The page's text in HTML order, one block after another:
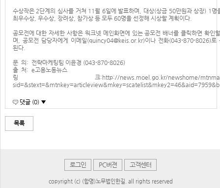
수상작은 2단계의 심사를 거쳐 11월 6일에 발표하며, 대상(상금 50만원과 상장) 1명
최우수상, 우수상, 장려상, 참가상 등 모두 60명을 선정해 시상할 계획이다.
공모전에 대한 자세한 사항은 워크넷 메인화면에 있는 공모전 배너를 클릭하면 확인
며, 공모전 담당자에게 이메일(quincy04@keis.or.kr)이나 전화(043-870-8026)로
된다.
문 의: 전략마케팅팀 이윤경 (043-870-8026)
출 처: e고용노동뉴스
링 크: http://news.moel.go.kr/newshome/
댓글 (0) ▼
목록
로그인 PC버젼 고객센터
copyright (c) (합명)노무법인한길. all rights reserved